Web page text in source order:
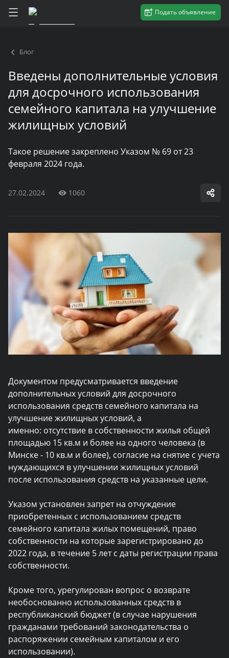
Подать объявление
Блог
Введены дополнительные условия
для досрочного использования
семейного капитала на улучшение
жилищных условий
Такое решение закреплено Указом № 69 от 23
февраля 2024 года.
27.02.2024 1060
Документом предусматривается введение
дополнительных условий для досрочного
использования средств семейного капитала на
улучшение жилищных условий, а
именно: отсутствие в собственности жилья общей
площадью 15 кв.м и более на одного человека (в
Минске - 10 кв.м и более), согласие на снятие с учета
нуждающихся в улучшении жилищных условий
после использования средств на указанные цели.
Указом установлен запрет на отчуждение
приобретенных с использованием средств
семейного капитала жилых помещений, право
собственности на которые зарегистрировано до
2022 года, в течение 5 лет с даты регистрации права
собственности.
Кроме того, урегулирован вопрос о возврате
необоснованно использованных средств в
республиканский бюджет (в случае нарушения
гражданами требований законодательства о
распоряжении семейным капиталом и его
использовании).